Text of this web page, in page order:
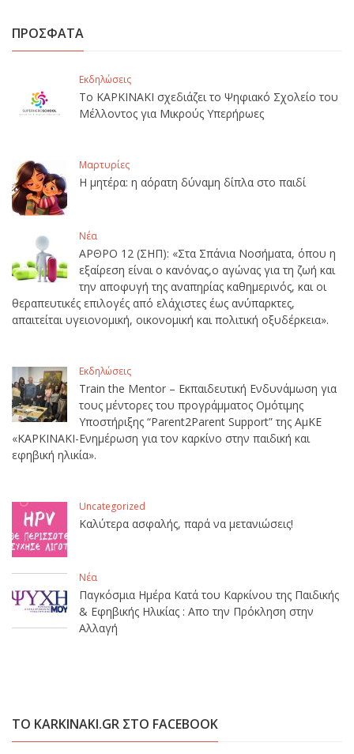
ΠΡΟΣΦΑΤΑ
Εκδηλώσεις
Το ΚΑΡΚΙΝΑΚΙ σχεδιάζει το Ψηφιακό Σχολείο του
Μέλλοντος για Μικρούς Υπερήρωες
Μαρτυρίες
Η μητέρα: η αόρατη δύναμη δίπλα στο παιδί
Νέα
ΑΡΘΡΟ 12 (ΣΗΠ): «Στα Σπάνια Νοσήματα, όπου η
εξαίρεση είναι ο κανόνας,ο αγώνας για τη ζωή και
την αποφυγή της αναπηρίας καθημερινός, και οι
θεραπευτικές επιλογές από ελάχιστες έως ανύπαρκτες,
απαιτείται υγειονομική, οικονομική και πολιτική οξυδέρκεια».
Εκδηλώσεις
Train the Mentor – Εκπαιδευτική Ενδυνάμωση για
τους μέντορες του προγράμματος Ομότιμης
Υποστήριξης “Parent2Parent Support” της ΑμΚΕ
«ΚΑΡΚΙΝΑΚΙ-Ενημέρωση για τον καρκίνο στην παιδική και
εφηβική ηλικία».
Uncategorized
Καλύτερα ασφαλής, παρά να μετανιώσεις!
Νέα
Παγκόσμια Ημέρα Κατά του Καρκίνου της Παιδικής
& Εφηβικής Ηλικίας : Απο την Πρόκληση στην
Αλλαγή
ΤΟ KARKINAKI.GR ΣΤΟ FACEBOOK